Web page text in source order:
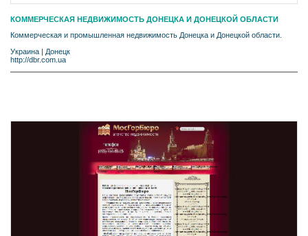
КОММЕРЧЕСКАЯ НЕДВИЖИМОСТЬ ДОНЕЦКА И ДОНЕЦКОЙ ОБЛАСТИ
Коммерческая и промышленная недвижимость Донецка и Донецкой области.
Украина | Донецк
http://dbr.com.ua